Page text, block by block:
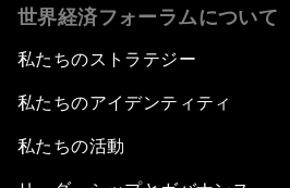
世界経済フォーラムについて
私たちのストラテジー
私たちのアイデンティティ
私たちの活動